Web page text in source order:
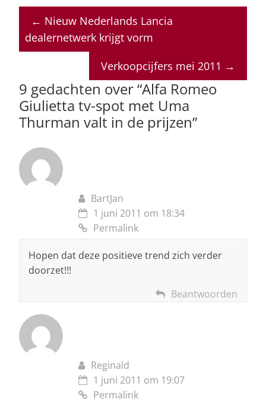
at
s
A
p
c
e
b
o
k
k
e
dI
n
re
a
s
ai
l
← Nieuw Nederlands Lancia
dealernetwerk krijgt vorm
Verkoopcijfers mei 2011 →
9 gedachten over “Alfa Romeo
Giulietta tv-spot met Uma
Thurman valt in de prijzen”
BartJan
1 juni 2011 om 18:34
Permalink
Hopen dat deze positieve trend zich verder
doorzet!!!
Beantwoorden
Reginald
1 juni 2011 om 19:07
Permalink